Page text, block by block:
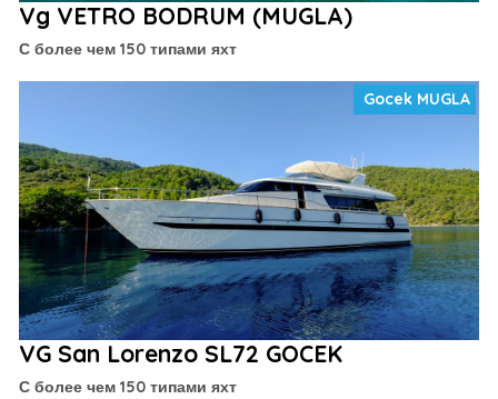
Vg VETRO BODRUM (MUGLA)
С более чем 150 типами яхт
Gocek MUGLA
VG San Lorenzo SL72 GOCEK
С более чем 150 типами яхт